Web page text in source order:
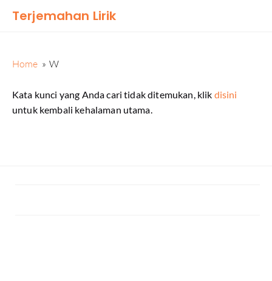
Terjemahan Lirik
Home W
Kata kunci yang Anda cari tidak ditemukan, klik disini
untuk kembali kehalaman utama.